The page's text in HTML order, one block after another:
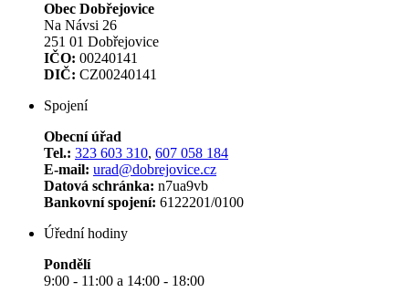
Obec Dobřejovice
Na Návsi 26
251 01 Dobřejovice
IČO: 00240141
DIČ: CZ00240141
Spojení
Obecní úřad
Tel.: 323 603 310, 607 058 184
E-mail: urad@dobrejovice.cz
Datová schránka: n7ua9vb
Bankovní spojení: 6122201/0100
Úřední hodiny
Pondělí
9:00 - 11:00 a 14:00 - 18:00